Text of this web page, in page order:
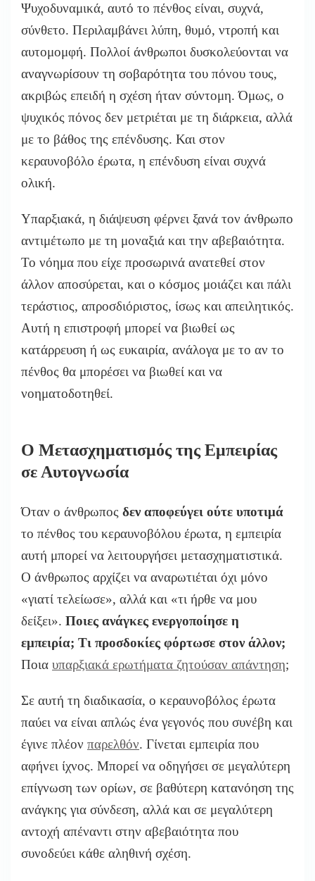
Ψυχοδυναμικά, αυτό το πένθος είναι, συχνά,
σύνθετο. Περιλαμβάνει λύπη, θυμό, ντροπή και
αυτομομφή. Πολλοί άνθρωποι δυσκολεύονται να
αναγνωρίσουν τη σοβαρότητα του πόνου τους,
ακριβώς επειδή η σχέση ήταν σύντομη. Όμως, ο
ψυχικός πόνος δεν μετριέται με τη διάρκεια, αλλά
με το βάθος της επένδυσης. Και στον
κεραυνοβόλο έρωτα, η επένδυση είναι συχνά
ολική.
Υπαρξιακά, η διάψευση φέρνει ξανά τον άνθρωπο
αντιμέτωπο με τη μοναξιά και την αβεβαιότητα.
Το νόημα που είχε προσωρινά ανατεθεί στον
άλλον αποσύρεται, και ο κόσμος μοιάζει και πάλι
τεράστιος, απροσδιόριστος, ίσως και απειλητικός.
Αυτή η επιστροφή μπορεί να βιωθεί ως
κατάρρευση ή ως ευκαιρία, ανάλογα με το αν το
πένθος θα μπορέσει να βιωθεί και να
νοηματοδοτηθεί.
Ο Μετασχηματισμός της Εμπειρίας
σε Αυτογνωσία
Όταν ο άνθρωπος δεν αποφεύγει ούτε υποτιμά
το πένθος του κεραυνοβόλου έρωτα, η εμπειρία
αυτή μπορεί να λειτουργήσει μετασχηματιστικά.
Ο άνθρωπος αρχίζει να αναρωτιέται όχι μόνο
«γιατί τελείωσε», αλλά και «τι ήρθε να μου
δείξει». Ποιες ανάγκες ενεργοποίησε η
εμπειρία; Τι προσδοκίες φόρτωσε στον άλλον;
Ποια υπαρξιακά ερωτήματα ζητούσαν απάντηση;
Σε αυτή τη διαδικασία, ο κεραυνοβόλος έρωτα
παύει να είναι απλώς ένα γεγονός που συνέβη και
έγινε πλέον παρελθόν. Γίνεται εμπειρία που
αφήνει ίχνος. Μπορεί να οδηγήσει σε μεγαλύτερη
επίγνωση των ορίων, σε βαθύτερη κατανόηση της
ανάγκης για σύνδεση, αλλά και σε μεγαλύτερη
αντοχή απέναντι στην αβεβαιότητα που
συνοδεύει κάθε αληθινή σχέση.